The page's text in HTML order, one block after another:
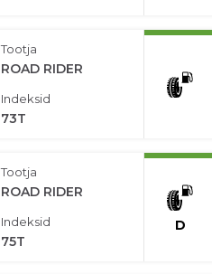
Tootja
ROAD RIDER
Indeksid
73T
Tootja
ROAD RIDER
Indeksid
75T
D